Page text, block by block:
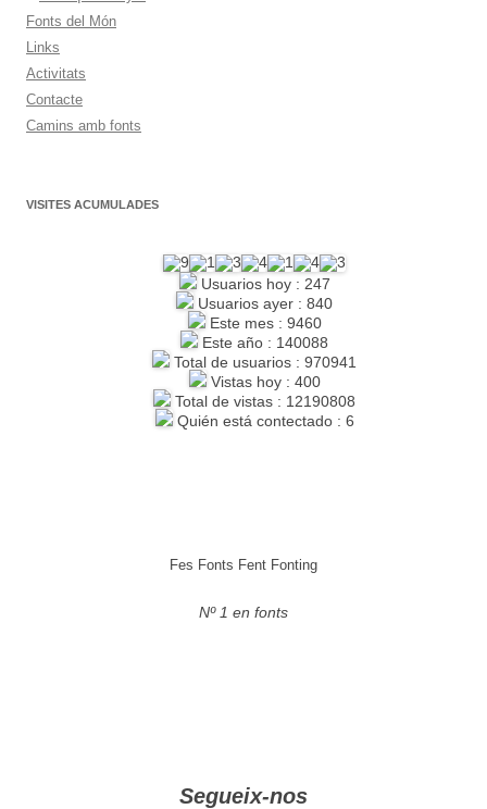
Fonts del Món
Links
Activitats
Contacte
Camins amb fonts
VISITES ACUMULADES
Usuarios hoy : 247
Usuarios ayer : 840
Este mes : 9460
Este año : 140088
Total de usuarios : 970941
Vistas hoy : 400
Total de vistas : 12190808
Quién está contectado : 6
Fes Fonts Fent Fonting
Nº 1 en fonts
Segueix-nos